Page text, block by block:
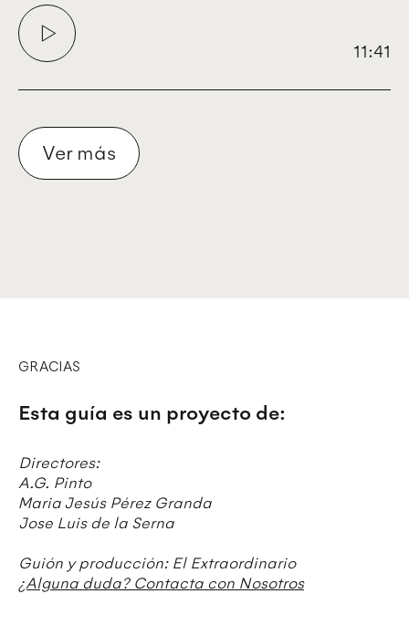
11:41
Ver más
GRACIAS
Esta guía es un proyecto de:
Directores:
A.G. Pinto
Maria Jesús Pérez Granda
Jose Luis de la Serna
Guión y producción: El Extraordinario
¿Alguna duda? Contacta con Nosotros